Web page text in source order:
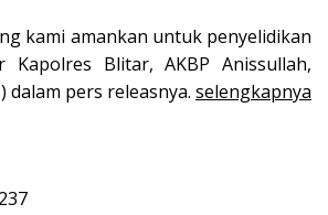
kami amankan untuk penyelidikan
Kapolres Blitar, AKBP Anissullah,
dalam pers releasnya. selengkapnya